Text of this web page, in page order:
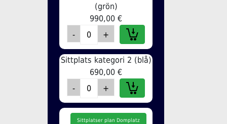
(grön)
990,00 €
Sittplats kategori 2 (blå)
690,00 €
Sittplatser plan Domplatz